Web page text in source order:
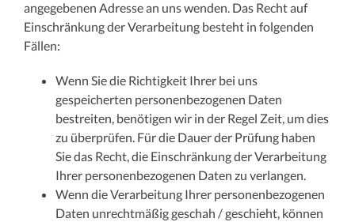
angegebenen Adresse an uns wenden. Das Recht auf
Einschränkung der Verarbeitung besteht in folgenden
Fällen:
Wenn Sie die Richtigkeit Ihrer bei uns
gespeicherten personenbezogenen Daten
bestreiten, benötigen wir in der Regel Zeit, um dies
zu überprüfen. Für die Dauer der Prüfung haben
Sie das Recht, die Einschränkung der Verarbeitung
Ihrer personenbezogenen Daten zu verlangen.
Wenn die Verarbeitung Ihrer personenbezogenen
Daten unrechtmäßig geschah / geschieht, können